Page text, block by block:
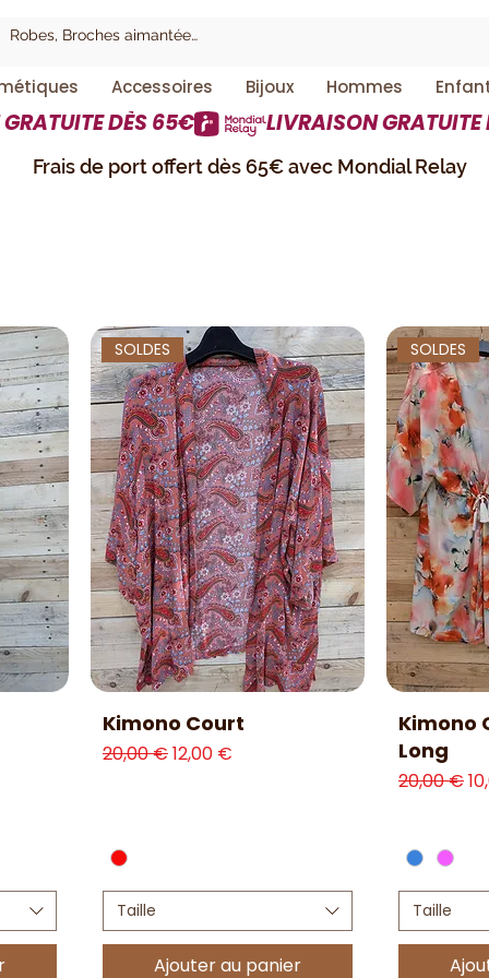
Accessoires Bijoux Hommes
Frais de port offert dès 65€ avec Mondial Relay
Aperçu rapide
SOLDES
Kimono Court
Prix original
20,00 €Prix promotionnel
12,00 €
Taille
Ajouter au panier
SOLDES
Kimono
Long
Prix
20,00 €
Taille